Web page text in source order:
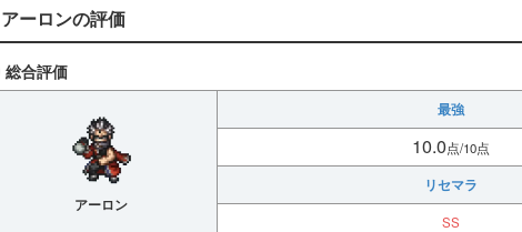
アーロンの評価
総合評価
アーロン
最強
10.0点/10点
リセマラ
SS